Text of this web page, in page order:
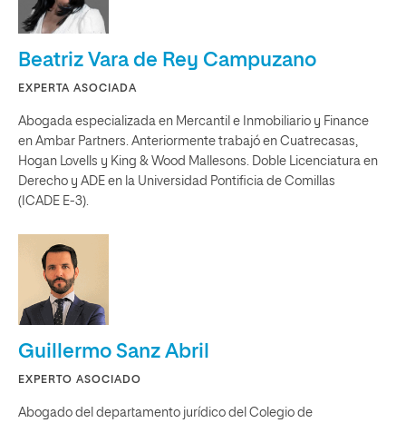
Beatriz Vara de Rey Campuzano
EXPERTA ASOCIADA
Abogada especializada en Mercantil e Inmobiliario y Finance
en Ambar Partners. Anteriormente trabajó en Cuatrecasas,
Hogan Lovells y King & Wood Mallesons. Doble Licenciatura en
Derecho y ADE en la Universidad Pontificia de Comillas
(ICADE E-3).
Guillermo Sanz Abril
EXPERTO ASOCIADO
Abogado del departamento jurídico del Colegio de